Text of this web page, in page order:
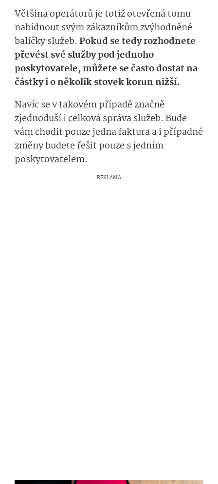
Většina operátorů je totiž otevřená tomu
nabídnout svým zákazníkům zvýhodněné
balíčky služeb. Pokud se tedy rozhodnete
převést své služby pod jednoho
poskytovatele, můžete se často dostat na
částky i o několik stovek korun nižší.
Navíc se v takovém případě značně
zjednoduší i celková správa služeb. Bude
vám chodit pouze jedna faktura a i případné
změny budete řešit pouze s jedním
poskytovatelem.